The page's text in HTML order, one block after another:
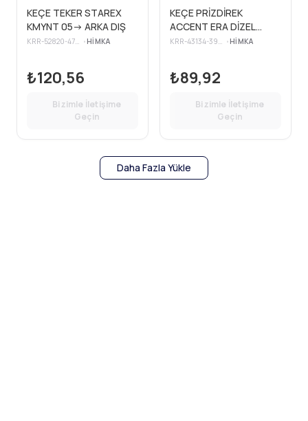
KEÇE TEKER STAREX
KMYNT 05-> ARKA DIŞ
KRR-52820-47000 • HIMKA
₺120,56
Bizimle İletişime
Geçin
KEÇE PRİZDİREK
ACCENT ERA DİZEL
BENZ. 25×35×6
KRR-43134-39011 • HIMKA
₺89,92
Bizimle İletişime
Geçin
Daha Fazla Yükle